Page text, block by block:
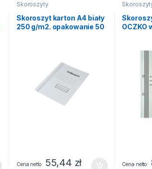
Skoroszyty
Skoroszyt karton A4 biały
250 g/m2. opakowanie 50
Cena netto 55,44 zł
OCZKO
Cena netto